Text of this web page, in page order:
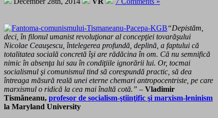
“Depistăm,
deci, în filonul umanist revoluţionar al concepţiei tovarăşului
Nicolae Ceauşescu, întelegerea profundă, deplină, a faptului că
totalitatea socială concretă îşi are rădăcina în om. Că nu semnifică
nimic în absenţa lui sau în condiţiile ignorării lui. Or, tocmai
socialismul şi comunismul tind să corespundă practic, să dea
întreaga măsură reală unei eterne chemari antropocentriste, pe care
marxismul o ridică la cea mai înaltă cotă.” – Vladimir
Tismăneanu, profesor de socialism-ştiinţific şi marxism-leninism
la Maryland University